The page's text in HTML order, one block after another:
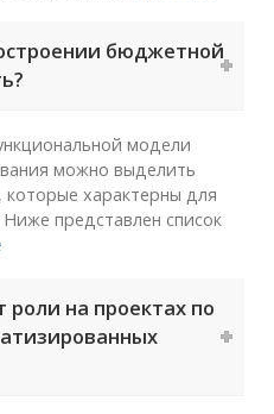
бюджетной
модели
можно выделить
характерны для
представлен список
на проектах по